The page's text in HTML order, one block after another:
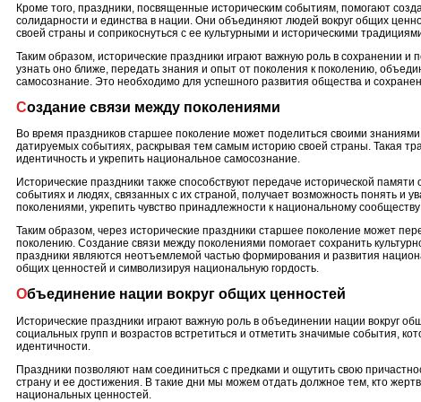
Кроме того, праздники, посвященные историческим событиям, помогают
солидарности и единства в нации. Они объединяют людей вокруг общих
своей страны и соприкоснуться с ее культурными и историческими
Таким образом, исторические праздники играют важную роль в сохранении
узнать оно ближе, передать знания и опыт от поколения к поколению,
самосознание. Это необходимо для успешного развития общества и
Создание связи между поколениями
Во время праздников старшее поколение может поделиться своими
датируемых событиях, раскрывая тем самым историю своей страны. Такая
идентичность и укрепить национальное самосознание.
Исторические праздники также способствуют передаче исторической
событиях и людях, связанных с их страной, получает возможность понять и
поколениями, укрепить чувство принадлежности к национальному
Таким образом, через исторические праздники старшее поколение может
поколению. Создание связи между поколениями помогает сохранить
праздники являются неотъемлемой частью формирования и развития
общих ценностей и символизируя национальную гордость.
Объединение нации вокруг общих ценностей
Исторические праздники играют важную роль в объединении нации вокруг
социальных групп и возрастов встретиться и отметить значимые события,
идентичности.
Праздники позволяют нам соединиться с предками и ощутить свою
страну и ее достижения. В такие дни мы можем отдать должное тем, кто
национальных ценностей.